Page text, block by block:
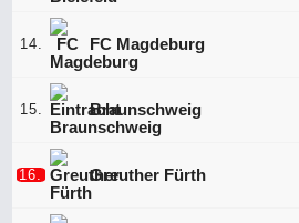
14. FC Magdeburg
15. Braunschweig
16. Greuther Fürth